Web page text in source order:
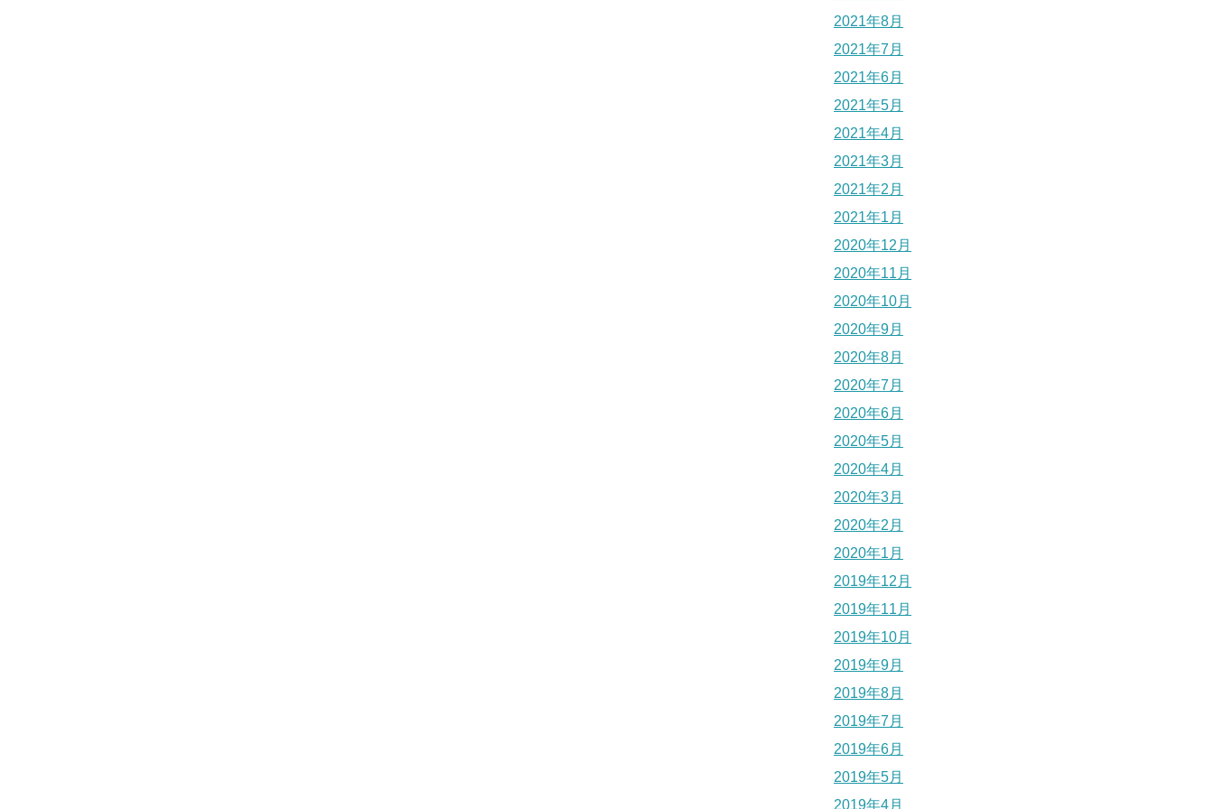
2021年8月
2021年7月
2021年6月
2021年5月
2021年4月
2021年3月
2021年2月
2021年1月
2020年12月
2020年11月
2020年10月
2020年9月
2020年8月
2020年7月
2020年6月
2020年5月
2020年4月
2020年3月
2020年2月
2020年1月
2019年12月
2019年11月
2019年10月
2019年9月
2019年8月
2019年7月
2019年6月
2019年5月
2019年4月